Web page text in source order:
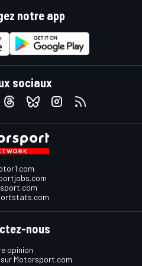
notre app
sociaux
nous
opinion
Motorsport.com